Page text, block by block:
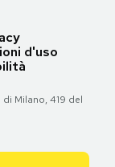
d'uso
Milano, 419 del